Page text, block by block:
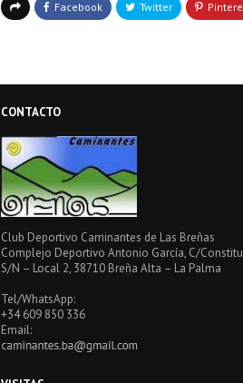
CONTACTO
Club Deportivo Caminantes de Las Breñas
Complejo Deportivo Antonio García, C/
S/N – Local 2, 38710 Breña Alta – La Palma
Tel/WhatsApp:
+34 609 850 336
Email: